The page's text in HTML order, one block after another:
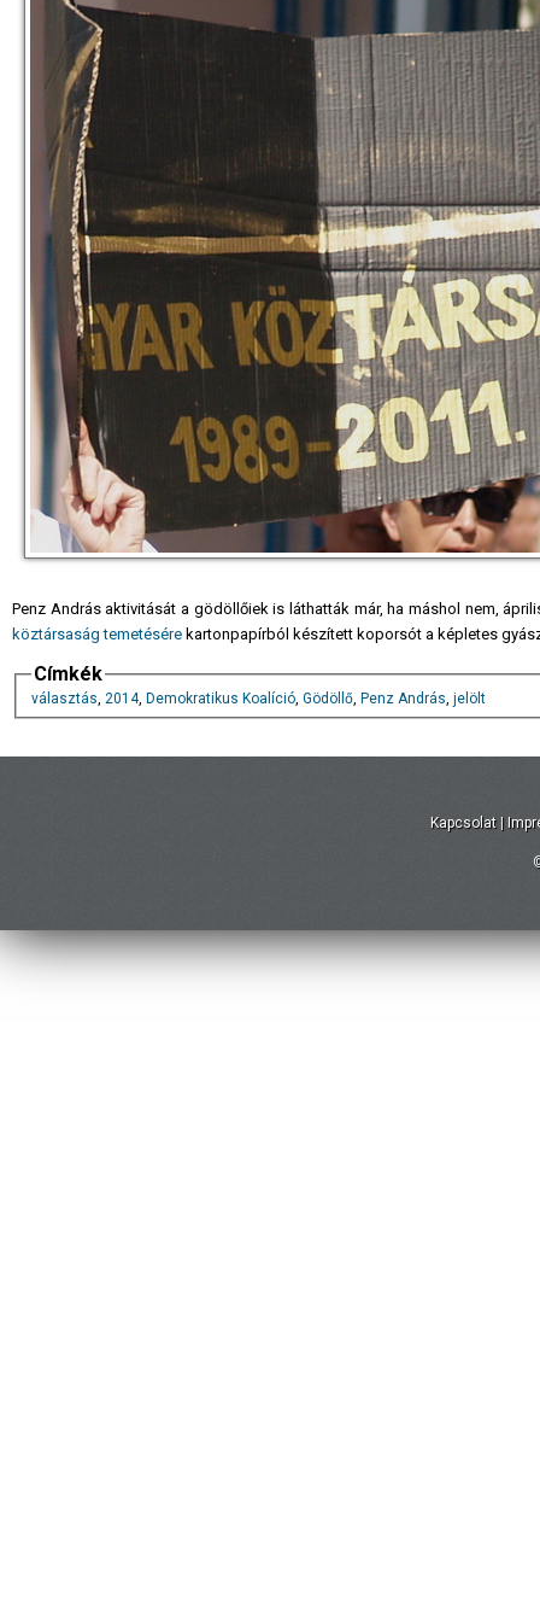
Penz András aktivitását a gödöllőiek is láthatták már, ha máshol nem,
köztársaság temetésére kartonpapírból készített koporsót a képletes
Címkék
választás, 2014, Demokratikus Koalíció, Gödöllő, Penz András, jelölt
Kapcsolat |